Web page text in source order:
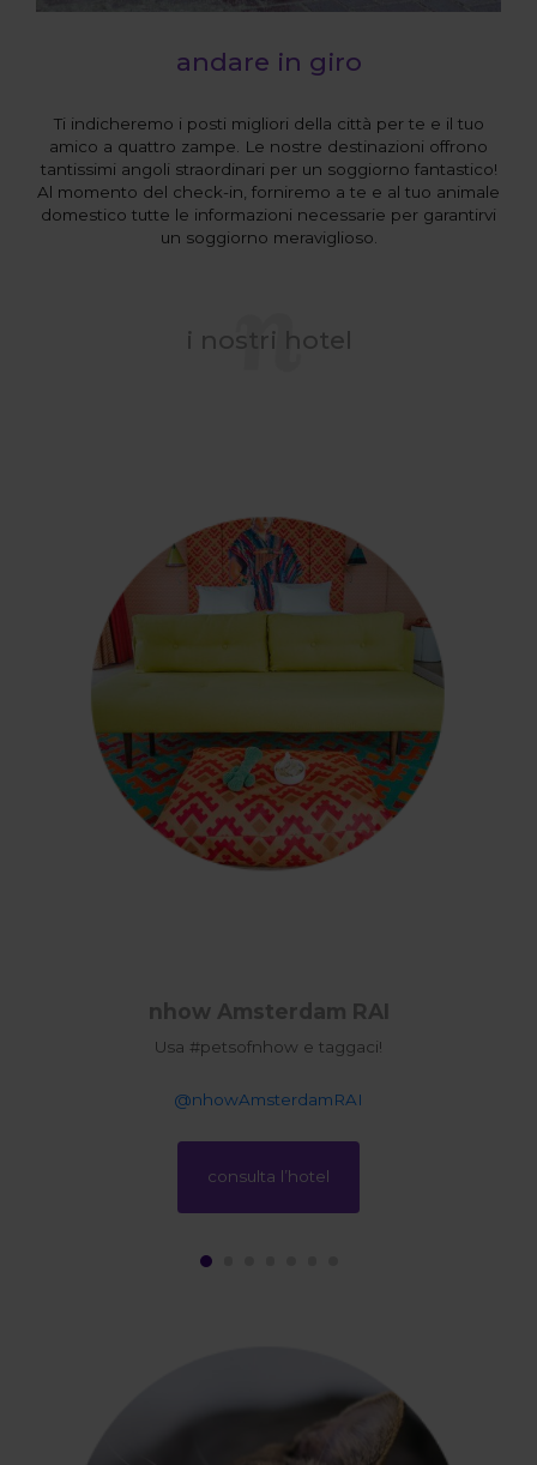
andare in giro
Ti indicheremo i posti migliori della città per te e il tuo
amico a quattro zampe. Le nostre destinazioni offrono
tantissimi angoli straordinari per un soggiorno fantastico!
Al momento del check-in, forniremo a te e al tuo animale
domestico tutte le informazioni necessarie per garantirvi
un soggiorno meraviglioso.
i nostri hotel
nhow Amsterdam RAI
Usa #petsofnhow e taggaci!
@nhowAmsterdamRAI
consulta l’hotel